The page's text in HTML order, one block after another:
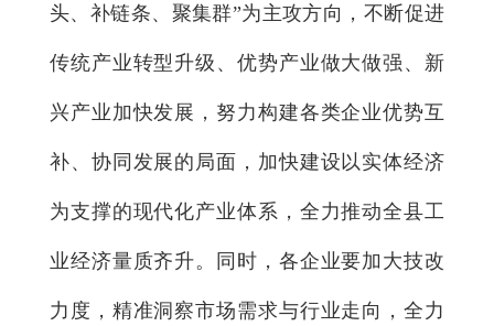
头、补链条、聚集群”为主攻方向，不断促进
传统产业转型升级、优势产业做大做强、新
兴产业加快发展，努力构建各类企业优势互
补、协同发展的局面，加快建设以实体经济
为支撑的现代化产业体系，全力推动全县工
业经济量质齐升。同时，各企业要加大技改
力度，精准洞察市场需求与行业走向，全力